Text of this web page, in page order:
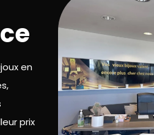
en
prix